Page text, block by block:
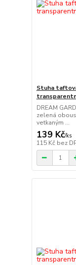
Stuha
DREAM
zelená
vetkaným ...
139 Kč/ks
115 Kč bez